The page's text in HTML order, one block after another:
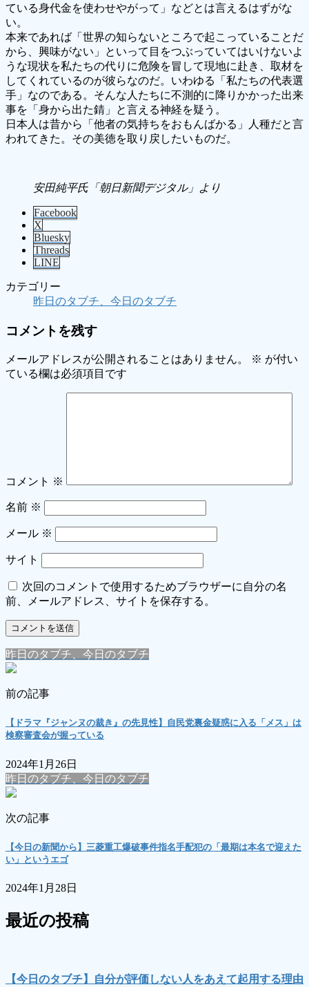
ている身代金を使わせやがって」などとは言えるはずがな
い。
本来であれば「世界の知らないところで起こっていることだ
から、興味がない」といって目をつぶっていてはいけないよ
うな現状を私たちの代りに危険を冒して現地に赴き、取材を
してくれているのが彼らなのだ。いわゆる「私たちの代表選
手」なのである。そんな人たちに不測的に降りかかった出来
事を「身から出た錆」と言える神経を疑う。
日本人は昔から「他者の気持ちをおもんばかる」人種だと言
われてきた。その美徳を取り戻したいものだ。
安田純平氏「朝日新聞デジタル」より
Facebook
X
Bluesky
Threads
LINE
カテゴリー
昨日のタブチ、今日のタブチ
コメントを残す
メールアドレスが公開されることはありません。 ※ が付い
ている欄は必須項目です
コメント ※
名前 ※
メール ※
サイト
次回のコメントで使用するためブラウザーに自分の名
前、メールアドレス、サイトを保存する。
昨日のタブチ、今日のタブチ
前の記事
【ドラマ『ジャンヌの裁き』の先見性】自民党裏金疑惑に入る「メス」は
検察審査会が握っている
2024年1月26日
昨日のタブチ、今日のタブチ
次の記事
【今日の新聞から】三菱重工爆破事件指名手配犯の「最期は本名で迎えた
い」というエゴ
2024年1月28日
最近の投稿
【今日のタブチ】自分が評価しない人をあえて起用する理由